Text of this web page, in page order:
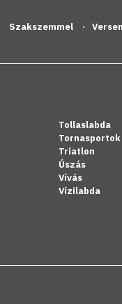
Szakszemmel
Tollaslabda
Tornasportok
Triatlon
Úszás
Vívás
Vízilabda